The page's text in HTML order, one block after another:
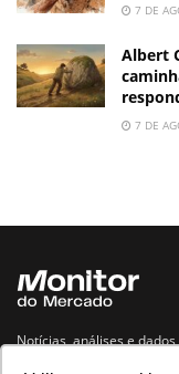
7 DE
Albert
7 DE
Notícias, análises e